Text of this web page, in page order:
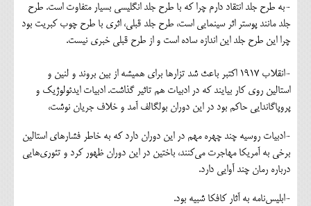
-به طرح جلد انتقاد دارم چرا که با طرح جلد انگلیسی بسیار متفاوت است. طرح
جلد مانند پوستر اثر سینمایی است، طرح جلد قبلی، اثری با طرح چوب کبریت بود
چرا این طرح جلد این اندازه ساده است و از طرح قبلی خبری نیست.
-انقلاب ۱۹۱۷ اکتبر باعث شد تزارها برای همیشه از بین بروند و لنین و
استالین روی کار بیایند که در ادبیات هم تاثیر گذاشت. ادبیات ایدئولوژیک و
پروپاگاندایی حاکم بود در این دوران بولگالف آمد و خلاف جریان نوشت،
-ادبیات روسیه چند چهره مهم در این دوران دارد که به خاطر فشارهای استالین
برخی به آمریکا مهاجرت می‌کنند، باختین در این دوران ظهور کرد و تئوری‌هایی
درباره رمان چند آوایی دارد.
-ابلیس‌نامه به آثار کافکا شبیه بود.